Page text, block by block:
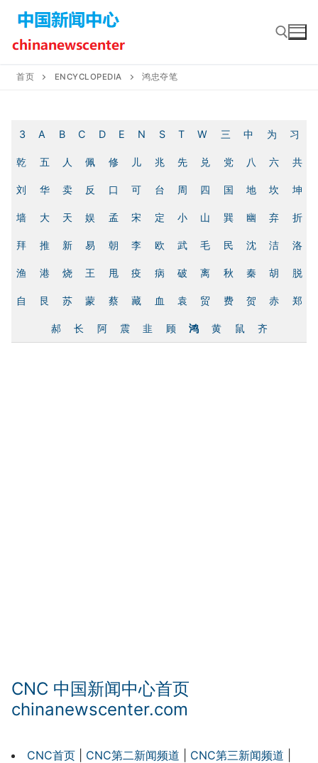
content
首页 ENCYCLOPEDIA 鸿忠夺笔
3 A B C D E N S T W 三 中 为 习
乾 五 人 佩 修 儿 兆 先 兑 党 八 六 共
刘 华 卖 反 口 可 台 周 四 国 地 坎 坤
墙 大 天 娱 孟 宋 定 小 山 巽 幽 弃 折
拜 推 新 易 朝 李 欧 武 毛 民 沈 洁 洛
渔 港 烧 王 甩 疫 病 破 离 秋 秦 胡 脱
自 艮 苏 蒙 蔡 藏 血 袁 贸 费 贺 赤 郑
郝 长 阿 震 韭 顾 鸿 黄 鼠 齐
CNC 中国新闻中心首页
chinanewscenter.com
CNC首页 CNC第二新闻频道 CNC第三新闻频道